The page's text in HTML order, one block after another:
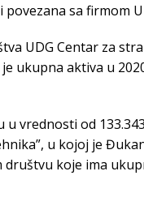
sa firmom
UDG Centar za
ukupna aktiva u
vrednosti od
u kojoj je
društvu koje ima